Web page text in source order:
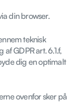
din browser.
teknisk
GDPR art. 6.1.f,
dig en optimalt
ovenfor sker på